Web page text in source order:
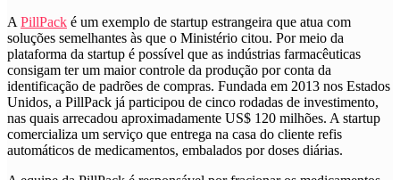
A PillPack é um exemplo de startup estrangeira que atua com
soluções semelhantes às que o Ministério citou. Por meio da
plataforma da startup é possível que as indústrias farmacêuticas
consigam ter um maior controle da produção por conta da
identificação de padrões de compras. Fundada em 2013 nos Estados
Unidos, a PillPack já participou de cinco rodadas de investimento,
nas quais arrecadou aproximadamente US$ 120 milhões. A startup
comercializa um serviço que entrega na casa do cliente refis
automáticos de medicamentos, embalados por doses diárias.